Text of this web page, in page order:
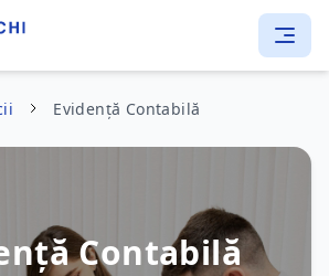
Evidență Contabilă
Contabilă